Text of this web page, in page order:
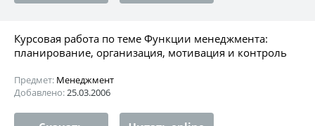
Курсовая работа по теме Функции менеджмента:
планирование, организация, мотивация и контроль
Предмет: Менеджмент
Добавлено:25.03.2006